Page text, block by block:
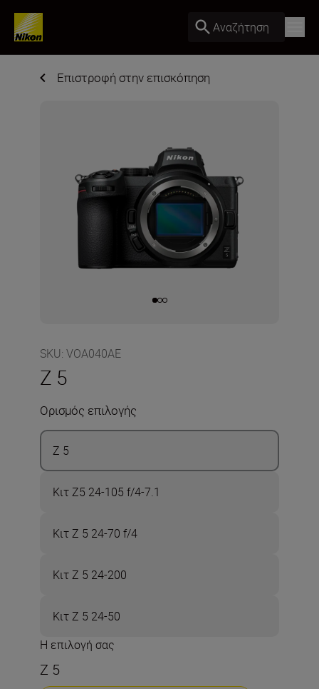
Αναζήτηση
Επιστροφή στην επισκόπηση
SKU: VOA040AE
Z 5
Ορισμός επιλογής
Z 5
Κιτ Z5 24-105 f/4-7.1
Κιτ Z 5 24-70 f/4
Κιτ Z 5 24-200
Κιτ Z 5 24-50
Η επιλογή σας
Z 5